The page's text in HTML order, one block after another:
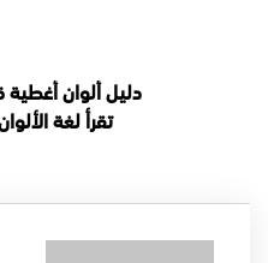
دليل ألوان
تقرأ لغة